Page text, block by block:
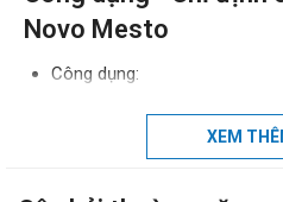
Novo Mesto
Công dụng:
XEM